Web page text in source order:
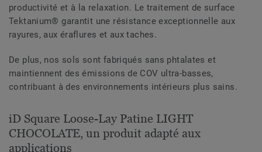
productivité et à la relaxation. Le traitement de surface
Tektanium® garantit une résistance exceptionnelle aux
rayures, aux éraflures et aux taches.
De plus, nos sols sont fabriqués sans phtalates et
maintiennent des émissions de COV ultra-basses,
contribuant à des environnements intérieurs plus sains.
iD Square Loose-Lay Patine LIGHT
CHOCOLATE, un produit adapté aux
applications